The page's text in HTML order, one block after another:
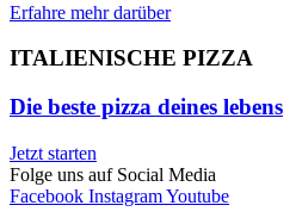
Erfahre mehr darüber
ITALIENISCHE PIZZA
Die beste pizza deines lebens
Jetzt starten
Folge uns auf Social Media
Facebook InstagramYoutube